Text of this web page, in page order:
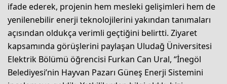
ifade ederek, projenin hem mesleki gelişimleri hem de
yenilenebilir enerji teknolojilerini yakından tanımaları
açısından oldukça verimli geçtiğini belirtti. Ziyaret
kapsamında görüşlerini paylaşan Uludağ Üniversitesi
Elektrik Bölümü öğrencisi Furkan Can Ural, “İnegöl
Belediyesi’nin Hayvan Pazarı Güneş Enerji Sistemini